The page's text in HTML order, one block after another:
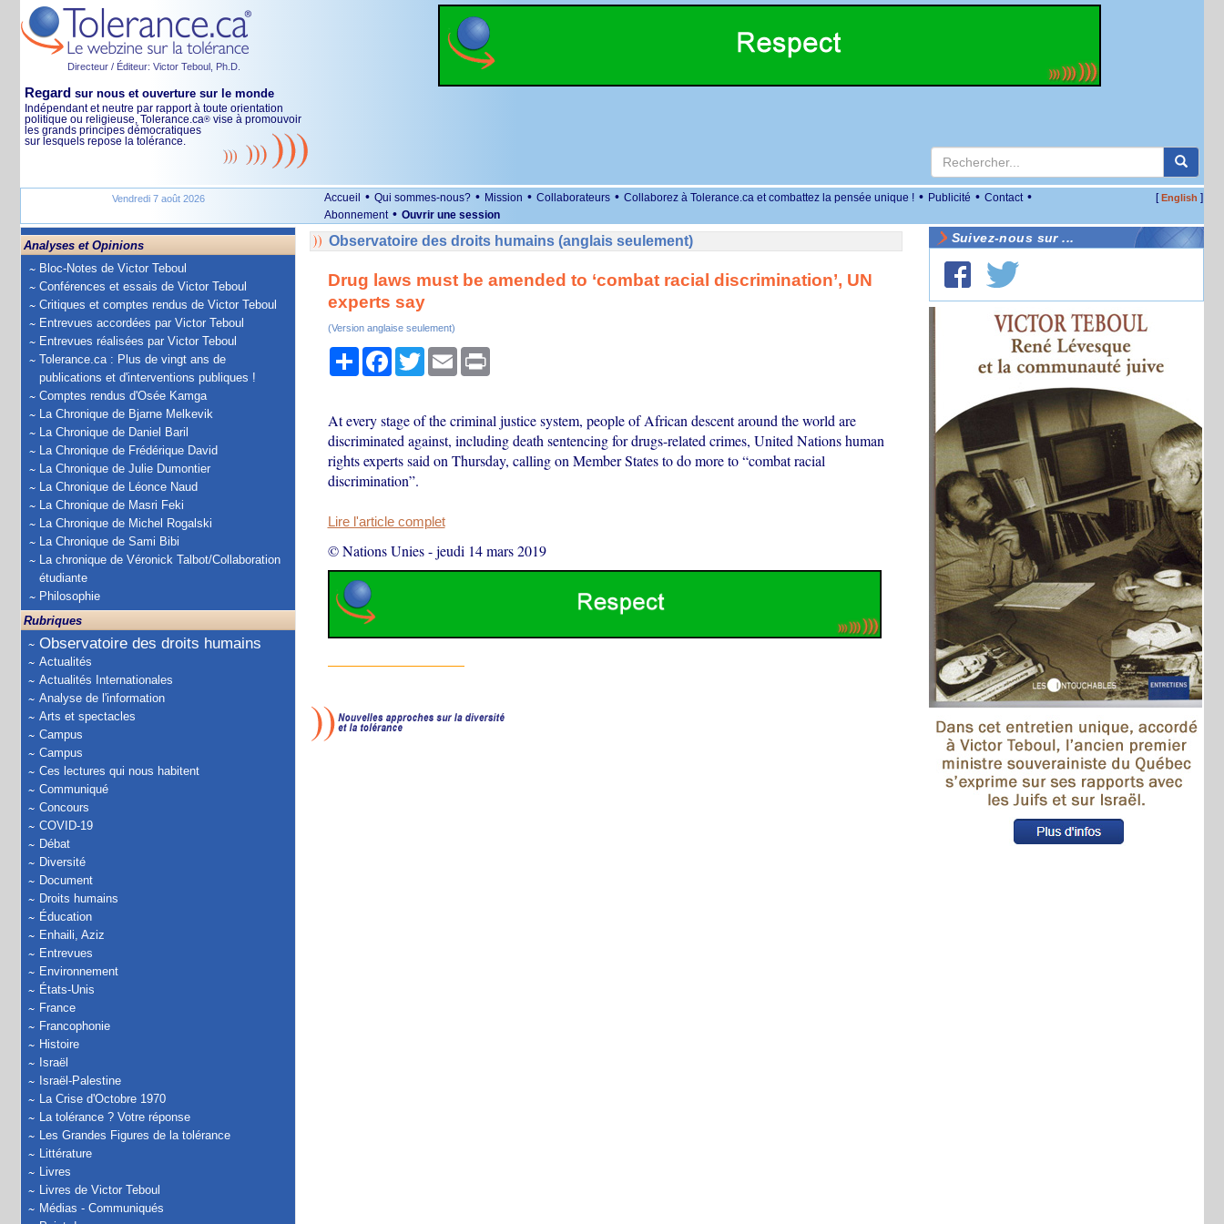
Directeur / Éditeur: Victor Teboul, Ph.D.
Regard sur nous et ouverture sur le monde
Indépendant et neutre par rapport à toute orientation
politique ou religieuse, Tolerance.ca® vise à promouvoir
les grands principes démocratiques
sur lesquels repose la tolérance.
Vendredi 7 août 2026 Accueil • Qui sommes-nous? • Mission • Collaborateurs • Collaborez à Tolerance.ca et combattez la pensée unique ! • Publicité • Contact •
Abonnement • Ouvrir une session
[English ]
Analyses et Opinions
Bloc-Notes de Victor Teboul
Conférences et essais de Victor Teboul
Critiques et comptes rendus de Victor Teboul
Entrevues accordées par Victor Teboul
Entrevues réalisées par Victor Teboul
Tolerance.ca : Plus de vingt ans de
publications et d'interventions publiques !
Comptes rendus d'Osée Kamga
La Chronique de Bjarne Melkevik
La Chronique de Daniel Baril
La Chronique de Frédérique David
La Chronique de Julie Dumontier
La Chronique de Léonce Naud
La Chronique de Masri Feki
La Chronique de Michel Rogalski
La Chronique de Sami Bibi
La chronique de Véronick Talbot/Collaboration
étudiante
Philosophie
Rubriques
Observatoire des droits humains
Actualités
Actualités Internationales
Analyse de l'information
Arts et spectacles
Campus
Campus
Ces lectures qui nous habitent
Communiqué
Concours
COVID-19
Débat
Diversité
Document
Droits humains
Éducation
Enhaili, Aziz
Entrevues
Environnement
États-Unis
France
Francophonie
Histoire
Israël
Israël-Palestine
La Crise d'Octobre 1970
La tolérance ? Votre réponse
Les Grandes Figures de la tolérance
Littérature
Livres
Livres de Victor Teboul
Médias - Communiqués
Observatoire des droits humains (anglais seulement)
Drug laws must be amended to ‘combat racial discrimination’, UN
experts say
(Version anglaise seulement)
PartagerFacebook
TwitterEmail Print
At every stage of the criminal justice system, people of African descent around the world are
discriminated against, including death sentencing for drugs-related crimes, United Nations human
rights experts said on Thursday, calling on Member States to do more to “combat racial
discrimination”.
Lire l'article complet
© Nations Unies-jeudi 14 mars 2019
Suivez-nous sur ...